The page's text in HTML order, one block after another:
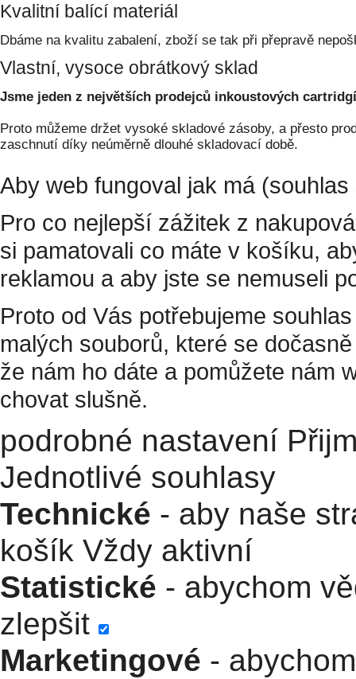
Kvalitní balící materiál
Dbáme na kvalitu zabalení, zboží se tak při přepravě
Vlastní, vysoce obrátkový sklad
Jsme jeden z největších prodejců inkoustových
Proto můžeme držet vysoké skladové zásoby, a přesto
zaschnutí díky neúměrně dlouhé skladovací době.
Aby web fungoval jak má
Pro co nejlepší zážitek z
si pamatovali co máte v košíku,
reklamou a aby jste se nemuseli
Proto od Vás potřebujeme
malých souborů, které se
že nám ho dáte a pomůžete nám
chovat slušně.
podrobné nastavení
Jednotlivé souhlasy
Technické - aby naše
košík Vždy aktivní
Statistické - abychom
zlepšit
Marketingové -